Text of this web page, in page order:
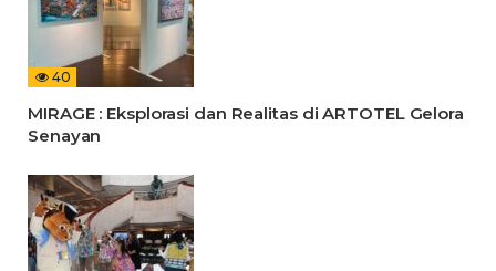
40
MIRAGE : Eksplorasi dan Realitas di ARTOTEL Gelora
Senayan